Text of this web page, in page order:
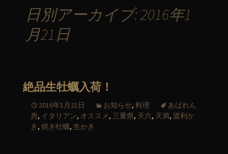
日別アーカイブ: 2016年1
月21日
絶品生牡蠣入荷！
2016年1月21日 お知らせ, 料理
あばれん
房, イタリアン, オススメ , 三重県, 天六, 天満, 渡利か
き , 焼き牡蠣, 生かき